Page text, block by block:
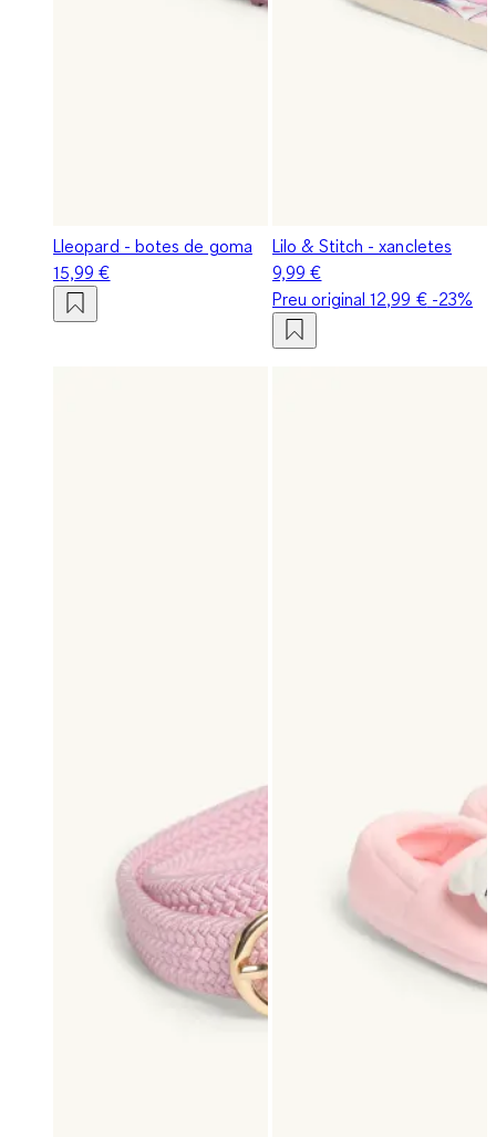
Lleopard - botes de goma
15,99 €
Lilo & Stitch - xancletes
9,99 €
Preu original12,99 €-23%